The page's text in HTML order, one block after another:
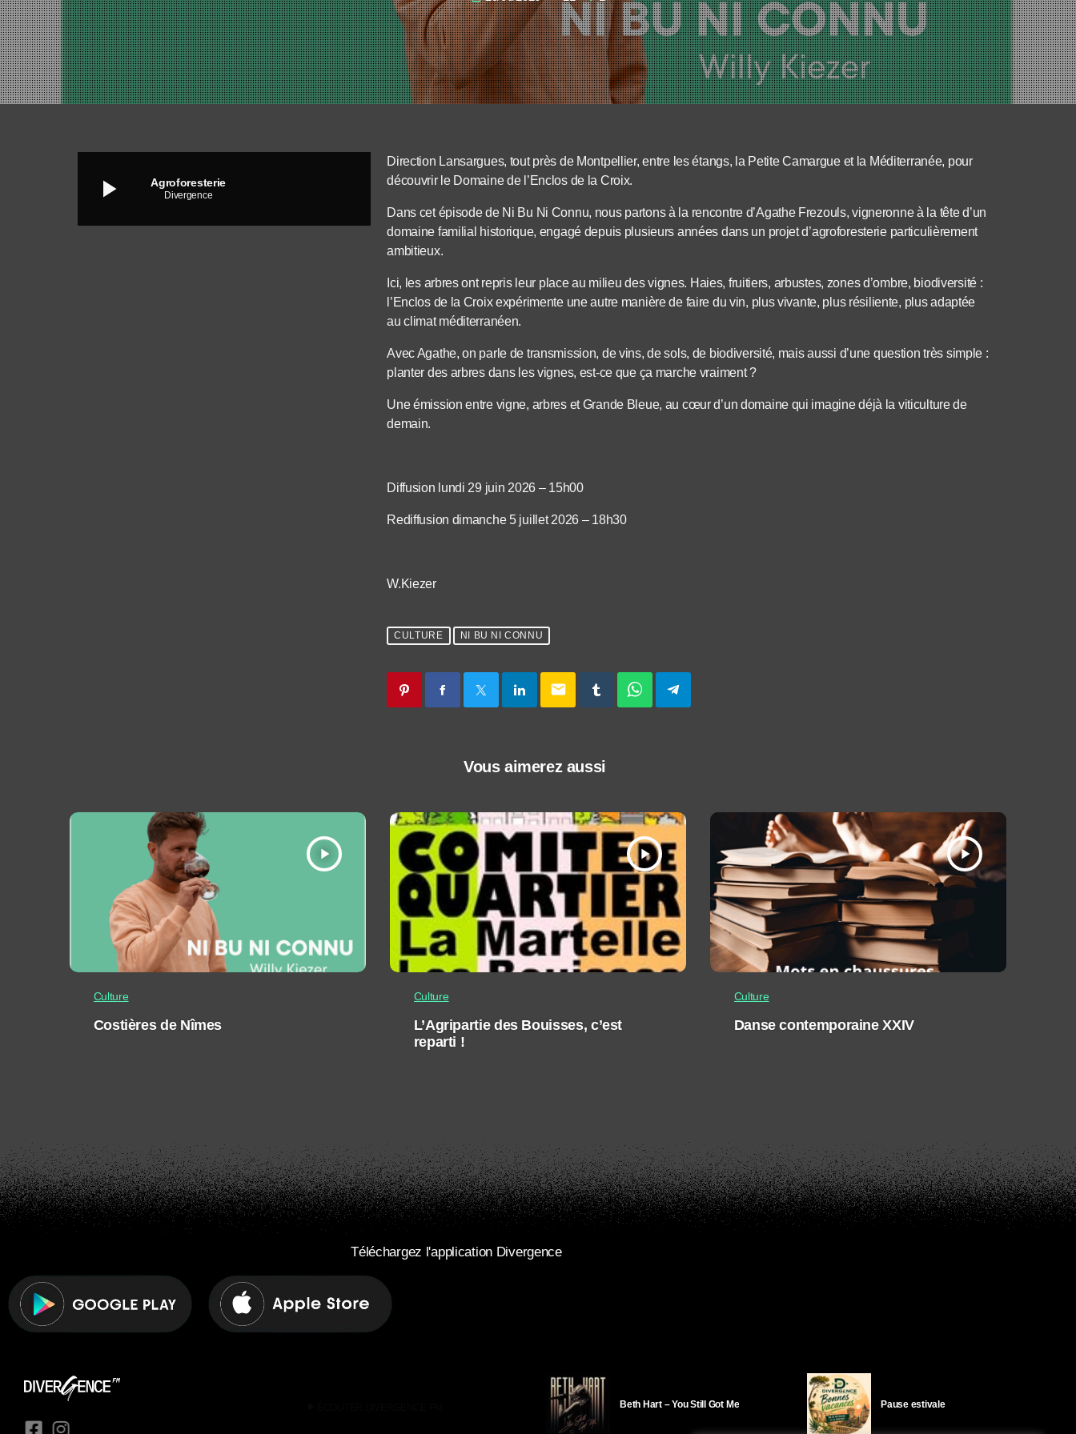
play_arrow Agroforesterie
Divergence
Direction Lansargues, tout près de Montpellier, entre les étangs, la Petite Camargue et la Méditerranée, pour
découvrir le Domaine de l’Enclos de la Croix.
Dans cet épisode de Ni Bu Ni Connu, nous partons à la rencontre d’Agathe Frezouls, vigneronne à la tête d’un
domaine familial historique, engagé depuis plusieurs années dans un projet d’agroforesterie particulièrement
ambitieux.
Ici, les arbres ont repris leur place au milieu des vignes. Haies, fruitiers, arbustes, zones d’ombre, biodiversité :
l’Enclos de la Croix expérimente une autre manière de faire du vin, plus vivante, plus résiliente, plus adaptée
au climat méditerranéen.
Avec Agathe, on parle de transmission, de vins, de sols, de biodiversité, mais aussi d’une question très simple :
planter des arbres dans les vignes, est-ce que ça marche vraiment ?
Une émission entre vigne, arbres et Grande Bleue, au cœur d’un domaine qui imagine déjà la viticulture de
demain.
Diffusion lundi 29 juin 2026 – 15h00
Rediffusion dimanche 5 juillet 2026 – 18h30
W.Kiezer
CULTURE NI BU NI CONNU
email
Vous aimerez aussi
play_arrow
Culture
Costières de Nîmes
play_arrow
Culture
L’Agripartie des Bouisses, c’est
reparti !
play_arrow
Culture
Danse contemporaine XXIV
Téléchargez l'application Divergence
Beth Hart – You Still Got Me Pause estivale